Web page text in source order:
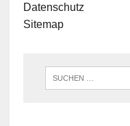
Datenschutz
Sitemap